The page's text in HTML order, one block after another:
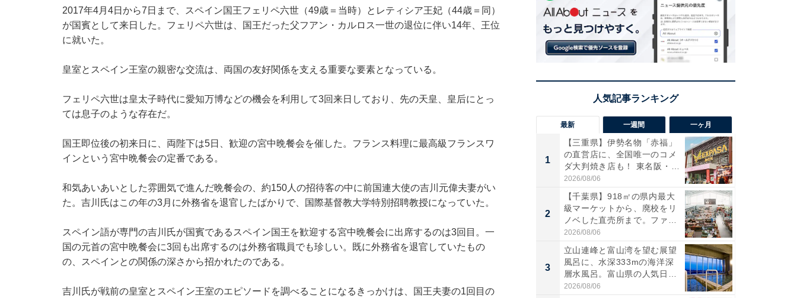
2017年4月4日から7日まで、スペイン国王フェリペ六世（49歳＝当時）とレティシア王妃（44歳＝同）
が国賓として来日した。フェリペ六世は、国王だった父フアン・カルロス一世の退位に伴い14年、王位
に就いた。
皇室とスペイン王室の親密な交流は、両国の友好関係を支える重要な要素となっている。
フェリペ六世は皇太子時代に愛知万博などの機会を利用して3回来日しており、先の天皇、皇后にとっ
ては息子のような存在だ。
国王即位後の初来日に、両陛下は5日、歓迎の宮中晩餐会を催した。フランス料理に最高級フランスワ
インという宮中晩餐会の定番である。
和気あいあいとした雰囲気で進んだ晩餐会の、約150人の招待客の中に前国連大使の吉川元偉夫妻がい
た。吉川氏はこの年の3月に外務省を退官したばかりで、国際基督教大学特別招聘教授になっていた。
スペイン語が専門の吉川氏が国賓であるスペイン国王を歓迎する宮中晩餐会に出席するのは3回目。一
国の元首の宮中晩餐会に3回も出席するのは外務省職員でも珍しい。既に外務省を退官していたもの
の、スペインとの関係の深さから招かれたのである。
吉川氏が戦前の皇室とスペイン王室のエピソードを調べることになるきっかけは、国王夫妻の1回目の
最新 一週間 一ヶ月
1
【三重県】伊勢名物「赤福」
の直営店に、全国唯一のコメ
ダ大判焼き店も！ 東名阪・
伊...
2026/08/06
2
【千葉県】918㎡の県内最大
級マーケットから、廃校をリ
ノベした直売所まで。ファ
ー...
2026/08/06
3
立山連峰と富山湾を望む展望
風呂に、水深333mの海洋深
層水風呂。富山県の人気日
帰...
2026/08/06